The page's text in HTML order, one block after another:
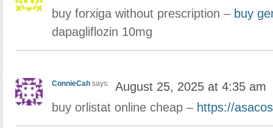
buy forxiga without prescription – buy
dapagliflozin 10mg
ConnieCah says:
August 25, 2025 at 4:35 am
buy orlistat online cheap – https://